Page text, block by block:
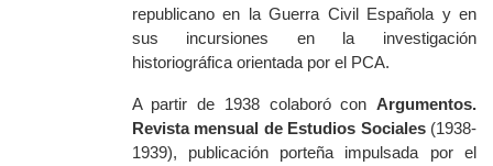
republicano en la Guerra Civil Española y en
sus incursiones en la investigación
historiográfica orientada por el PCA.
A partir de 1938 colaboró con Argumentos.
Revista mensual de Estudios Sociales (1938-
1939), publicación porteña impulsada por el